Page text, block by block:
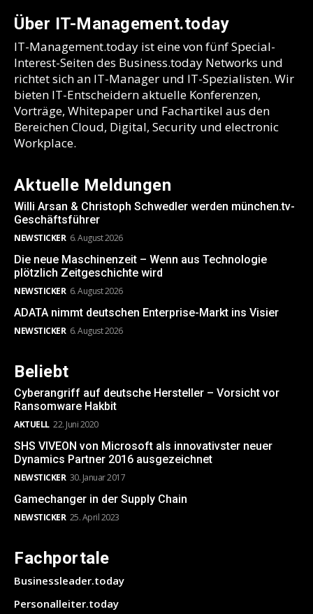
Über IT-Management.today
IT-Management.today ist eine von fünf Special-
Interest-Seiten des Business.today Networks und
richtet sich an IT-Manager und IT-Spezialisten. Wir
bieten IT-Entscheidern aktuelle Konferenzen,
Vorträge, Whitepaper und Fachartikel aus den
Bereichen Cloud, Digital, Security und electronic
Workplace.
Aktuelle Meldungen
Willi Arsan & Christoph Schwedler werden münchen.tv-
Geschäftsführer
NEWSTICKER 6. August 2026
Die neue Maschinenzeit – Wenn aus Technologie
plötzlich Zeitgeschichte wird
NEWSTICKER 6. August 2026
ADATA nimmt deutschen Enterprise-Markt ins Visier
NEWSTICKER 6. August 2026
Beliebt
Cyberangriff auf deutsche Hersteller – Vorsicht vor
Ransomware Hakbit
AKTUELL 22. Juni 2020
SHS VIVEON von Microsoft als innovativster neuer
Dynamics Partner 2016 ausgezeichnet
NEWSTICKER 30. Januar 2017
Gamechanger in der Supply Chain
NEWSTICKER 25. April 2023
Fachportale
Businessleader.today
Personalleiter.today